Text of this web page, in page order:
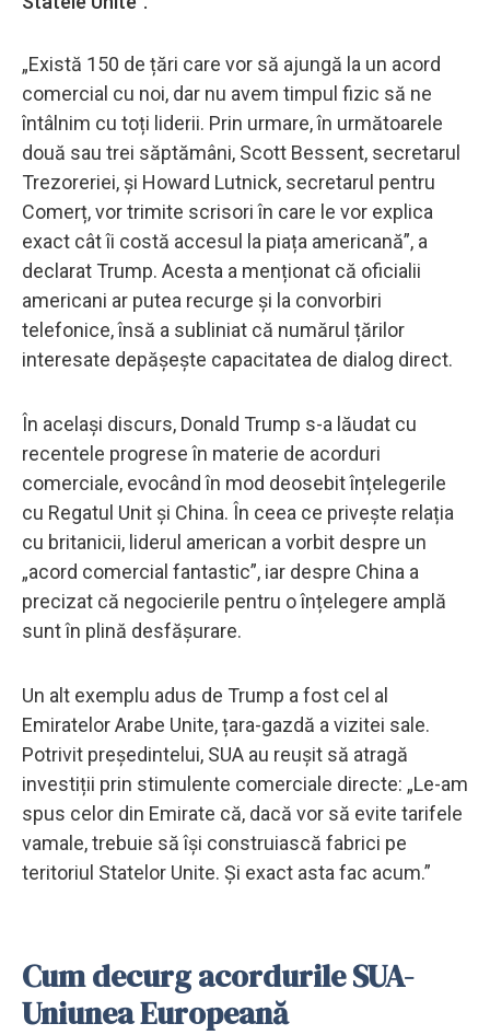
„Există 150 de țări care vor să ajungă la un acord
comercial cu noi, dar nu avem timpul fizic să ne
întâlnim cu toți liderii. Prin urmare, în următoarele
două sau trei săptămâni, Scott Bessent, secretarul
Trezoreriei, și Howard Lutnick, secretarul pentru
Comerț, vor trimite scrisori în care le vor explica
exact cât îi costă accesul la piața americană”, a
declarat Trump. Acesta a menționat că oficialii
americani ar putea recurge și la convorbiri
telefonice, însă a subliniat că numărul țărilor
interesate depășește capacitatea de dialog direct.
În același discurs, Donald Trump s-a lăudat cu
recentele progrese în materie de acorduri
comerciale, evocând în mod deosebit înțelegerile
cu Regatul Unit și China. În ceea ce privește relația
cu britanicii, liderul american a vorbit despre un
„acord comercial fantastic”, iar despre China a
precizat că negocierile pentru o înțelegere amplă
sunt în plină desfășurare.
Un alt exemplu adus de Trump a fost cel al
Emiratelor Arabe Unite, țara-gazdă a vizitei sale.
Potrivit președintelui, SUA au reușit să atragă
investiții prin stimulente comerciale directe: „Le-am
spus celor din Emirate că, dacă vor să evite tarifele
vamale, trebuie să își construiască fabrici pe
teritoriul Statelor Unite. Și exact asta fac acum.”
Cum decurg acordurile SUA-
Uniunea Europeană